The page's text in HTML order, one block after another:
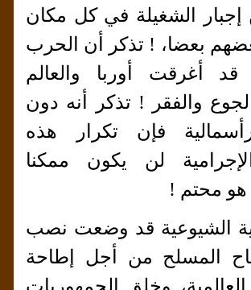
إجبار الشغيلة في كل مكان
بعضا، ! تذكر أن الحرب
قد أغرقت أوربا والعالم
والفقر ! تذكر أنه دون
فإن تكرار هذه
لن يكون ممكنا
محتم !
الشيوعية قد وضعت نصب
المسلح من أجل إطاحة